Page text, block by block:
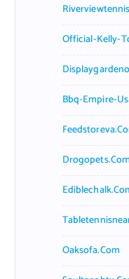
Official-Kelly-
Bbq-Empire-
Drogopets.com
Oaksofa.com